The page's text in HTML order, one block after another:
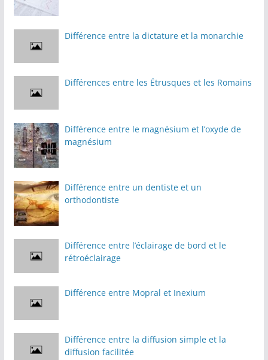
Différence entre la dictature et la monarchie
Différences entre les Étrusques et les Romains
Différence entre le magnésium et l’oxyde de
magnésium
Différence entre un dentiste et un
orthodontiste
Différence entre l’éclairage de bord et le
rétroéclairage
Différence entre Mopral et Inexium
Différence entre la diffusion simple et la
diffusion facilitée